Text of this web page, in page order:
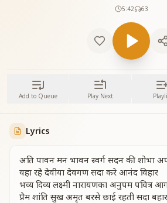
5:42 63
Add to Queue Play Next
Lyrics
अति पावन मन भावन स्वर्ग सदन की शोभा
यहा रहे देवीया देवगण सदा करे आनंद विहार
भव्य दिव्य लक्ष्मी नारायणका अनुपम पवित्र
प्रेम शांति सुख अमृत बरसे छाई रहती सदा बहार